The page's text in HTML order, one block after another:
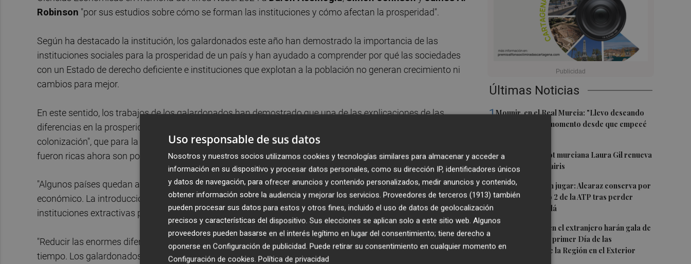
Últimas Noticias
1Mounir, en el Real Murcia: "Llevo deseando
que llegue este momento desde que empecé
2La veterana pívot murciana Laura Gil renueva
con el Hozono Jairis
3Buena noticia sin jugar: Alcaraz conserva por
ahora el número 2 de la ATP tras perder
Zverev en Canadá
4
Los murcianos en el extranjero harán gala de
identidad con el primer Día de las
Comunidades de la Región en el Exterior
Robinson "por sus estudios sobre cómo se forman las instituciones y cómo afectan la prosperidad".
Según ha destacado la institución, los galardonados este año han demostrado la importancia de las
instituciones sociales para la prosperidad de un país y han ayudado a comprender por qué las sociedades
con un Estado de derecho deficiente e instituciones que explotan a la población no generan crecimiento ni
cambios para mejor.
En este sentido, los trabajos de los galardonados han demostrado que una de las explicaciones de las
diferencias en la prosperidad de los países "son las instituciones sociales que se introdujeron durante la
colonización", que para la Academia es una razón importante de por qué las antiguas colonias que una vez
fueron ricas ahora son pobres, y viceversa.
"Algunos países quedan atrapados en una situación de instituciones extractivas y bajo crecimiento
económico. La introducción de instituciones inclusivas crearía beneficios a largo plazo para todos, pero las
instituciones extractivas proporcionan ganancias a corto plazo para las personas en el poder", explica.
"Reducir las enormes diferencias de ingresos entre los países es uno de los mayores desafíos de nuestro
tiempo. Los galardonados han demostrado la importancia de las instituciones sociales para lograrlo", ha
Uso responsable de sus datos
Nosotros y nuestros socios utilizamos cookies y tecnologías similares para almacenar y acceder a
información en su dispositivo y procesar datos personales, como su dirección IP, identificadores únicos
y datos de navegación, para ofrecer anuncios y contenido personalizados, medir anuncios y contenido,
obtener información sobre la audiencia y mejorar los servicios. Proveedores de terceros (1913) también
pueden procesar sus datos para estos y otros fines, incluido el uso de datos de geolocalización
precisos y características del dispositivo. Sus elecciones se aplican solo a este sitio web. Algunos
proveedores pueden basarse en el interés legítimo en lugar del consentimiento; tiene derecho a
oponerse en Configuración de publicidad. Puede retirar su consentimiento en cualquier momento en
Configuración de cookies. Política de privacidad